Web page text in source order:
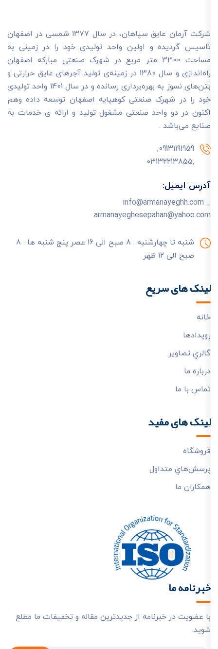
شرکت آرمان عایق سپاهان، در سال 1377 شمسی در اصفهان
تاسیس گردیده و اولین واحد تولیدی خود را در زمینی به
مساحت 3300 متر مربع در شهرک صنعتی مبارکه اصفهان
راه‌اندازی و سال 1380 در زمینه‌ی تولید آجرهای عایق حرارتی و
بتن‌های نسوز به بهره‌برداری رسانده و در سال 1401 واحد تولیدی
خود را در شهرک صنعتی کوهپایه اصفهان توسعه داده وهم
اکنون در دو واحد صنعتی مشغول تولید و ارائه ی خدمات به
صنایع می‌باشد .
09131191959,
آدرس ایمیل:
info@armanayeghh.com _
armanayeghesepahan@yahoo.com
شنبه تا چهارشنبه : 8 صبح الی 16 عصر
پنج شنبه ها : 8
صبح الی 12 ظهر
لینک های سریع
خانه
رويدادها
گالري تصاوير
درباره ما
تماس با ما
لینک های مفید
فروشگاه
پرسش‌هاي متداول
همکاران ما
خبرنامه ما
با عضویت در خبرنامه از جدیدترین مقاله و تخفیفات ما مطلع
شوید.